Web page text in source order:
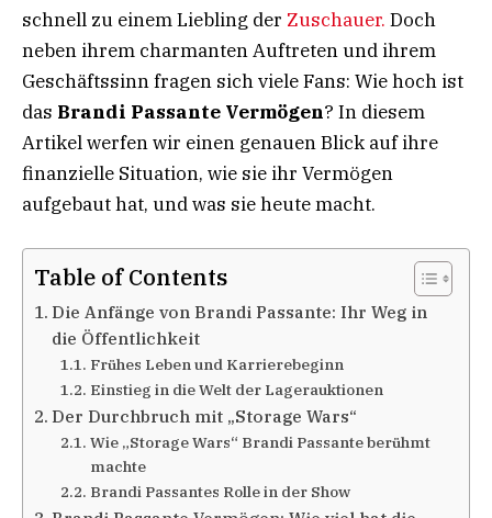
schnell zu einem Liebling der Zuschauer. Doch
neben ihrem charmanten Auftreten und ihrem
Geschäftssinn fragen sich viele Fans: Wie hoch ist
das Brandi Passante Vermögen? In diesem
Artikel werfen wir einen genauen Blick auf ihre
finanzielle Situation, wie sie ihr Vermögen
aufgebaut hat, und was sie heute macht.
Table of Contents
Die Anfänge von Brandi Passante: Ihr Weg in
die Öffentlichkeit
Frühes Leben und Karrierebeginn
Einstieg in die Welt der Lagerauktionen
Der Durchbruch mit „Storage Wars“
Wie „Storage Wars“ Brandi Passante berühmt
machte
Brandi Passantes Rolle in der Show